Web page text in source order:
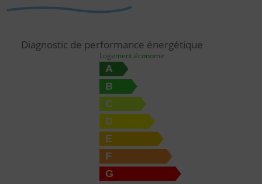
Diagnostic de performance énergétique
Logement économe
A
B
C
D
E
F
G